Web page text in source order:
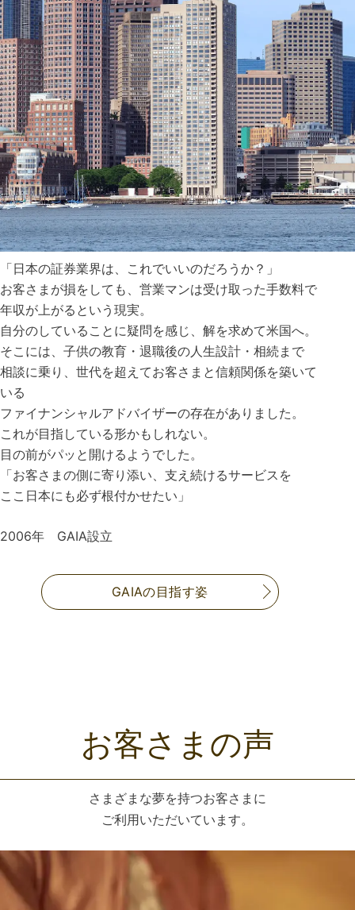
「日本の証券業界は、これでいいのだろうか？」
お客さまが損をしても、営業マンは受け取った手数料で
年収が上がるという現実。
自分のしていることに疑問を感じ、解を求めて米国へ。
そこには、子供の教育・退職後の人生設計・相続まで
相談に乗り、世代を超えてお客さまと信頼関係を築いて
いる
ファイナンシャルアドバイザーの存在がありました。
これが目指している形かもしれない。
目の前がパッと開けるようでした。
「お客さまの側に寄り添い、支え続けるサービスを
ここ日本にも必ず根付かせたい」
2006年 GAIA設立
GAIAの目指す姿
お客さまの声
さまざまな夢を持つお客さまに
ご利用いただいています。